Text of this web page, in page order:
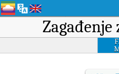
Zagađenje